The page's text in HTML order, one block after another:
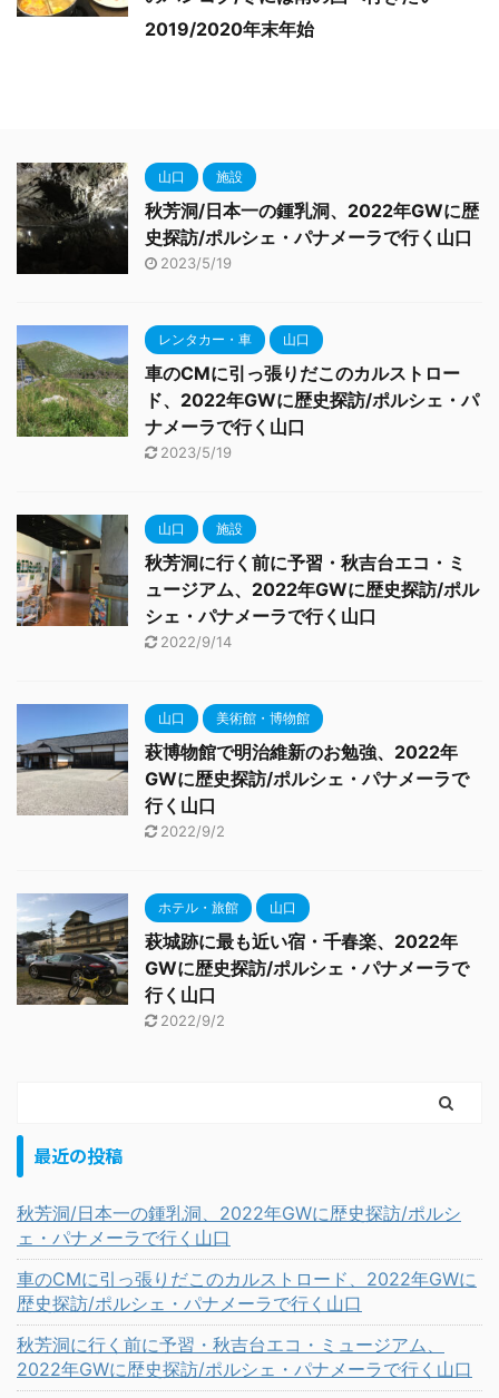
2019/2020年末年始
山口 施設
秋芳洞/日本一の鍾乳洞、2022年GWに歴
史探訪/ポルシェ・パナメーラで行く山口
2023/5/19
レンタカー・車 山口
車のCMに引っ張りだこのカルストロー
ド、2022年GWに歴史探訪/ポルシェ・パ
ナメーラで行く山口
2023/5/19
山口 施設
秋芳洞に行く前に予習・秋吉台エコ・ミ
ュージアム、2022年GWに歴史探訪/ポル
シェ・パナメーラで行く山口
2022/9/14
山口 美術館・博物館
萩博物館で明治維新のお勉強、2022年
GWに歴史探訪/ポルシェ・パナメーラで
行く山口
2022/9/2
ホテル・旅館 山口
萩城跡に最も近い宿・千春楽、2022年
GWに歴史探訪/ポルシェ・パナメーラで
行く山口
2022/9/2
最近の投稿
秋芳洞/日本一の鍾乳洞、2022年GWに歴史探訪/ポルシ
ェ・パナメーラで行く山口
車のCMに引っ張りだこのカルストロード、2022年GWに
歴史探訪/ポルシェ・パナメーラで行く山口
秋芳洞に行く前に予習・秋吉台エコ・ミュージアム、
2022年GWに歴史探訪/ポルシェ・パナメーラで行く山口